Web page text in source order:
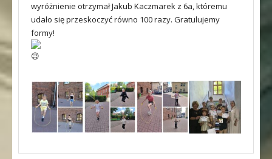
wyróżnienie otrzymał Jakub Kaczmarek z 6a, któremu
udało się przeskoczyć równo 100 razy. Gratulujemy
formy!